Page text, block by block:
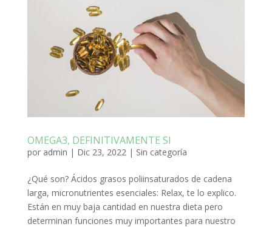
OMEGA3, DEFINITIVAMENTE SI
por admin | Dic 23, 2022| Sin categoría
¿Qué son? Ácidos grasos poliinsaturados de cadena
larga, micronutrientes esenciales: Relax, te lo explico.
Están en muy baja cantidad en nuestra dieta pero
determinan funciones muy importantes para nuestro